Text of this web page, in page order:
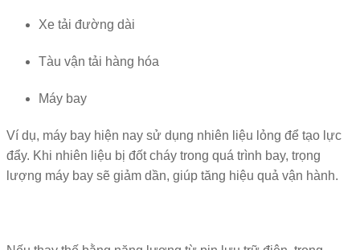
Xe tải đường dài
Tàu vận tải hàng hóa
Máy bay
Ví dụ, máy bay hiện nay sử dụng nhiên liệu lỏng để tạo lực
đẩy. Khi nhiên liệu bị đốt cháy trong quá trình bay, trọng
lượng máy bay sẽ giảm dần, giúp tăng hiệu quả vận hành.